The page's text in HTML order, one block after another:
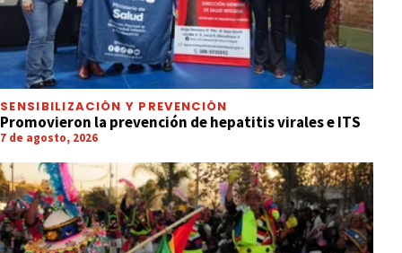
SENSIBILIZACIÓN Y PREVENCIÓN
Promovieron la prevención de hepatitis virales e ITS
7 de agosto, 2026